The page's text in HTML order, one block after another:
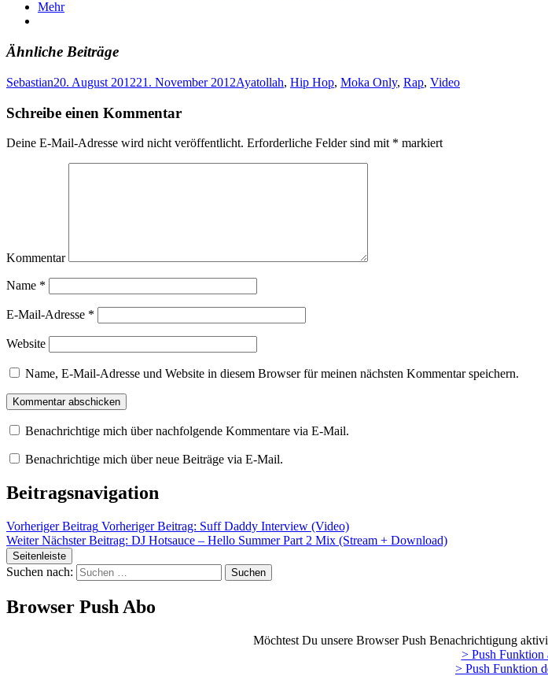
Mehr
Ähnliche Beiträge
Sebastian20. August 201221. November 2012Ayatollah, Hip Hop, Moka Only, Rap, Video
Schreibe einen Kommentar
Deine E-Mail-Adresse wird nicht veröffentlicht. Erforderliche Felder sind mit * markiert
Kommentar
Name *
E-Mail-Adresse *
Website
Name, E-Mail-Adresse und Website in diesem Browser für meinen nächsten Kommentar speichern.
Benachrichtige mich über nachfolgende Kommentare via E-Mail.
Benachrichtige mich über neue Beiträge via E-Mail.
Beitragsnavigation
Vorheriger Beitrag Vorheriger Beitrag: Suff Daddy Interview (Video)
Weiter Nächster Beitrag: DJ Hotsauce – Hello Summer Part 2 Mix (Stream + Download)
Seitenleiste
Suchen nach:
Browser Push Abo
Möchtest Du unsere Browser Push Benachrichtigung
> Push Funktion
> Push Funktion